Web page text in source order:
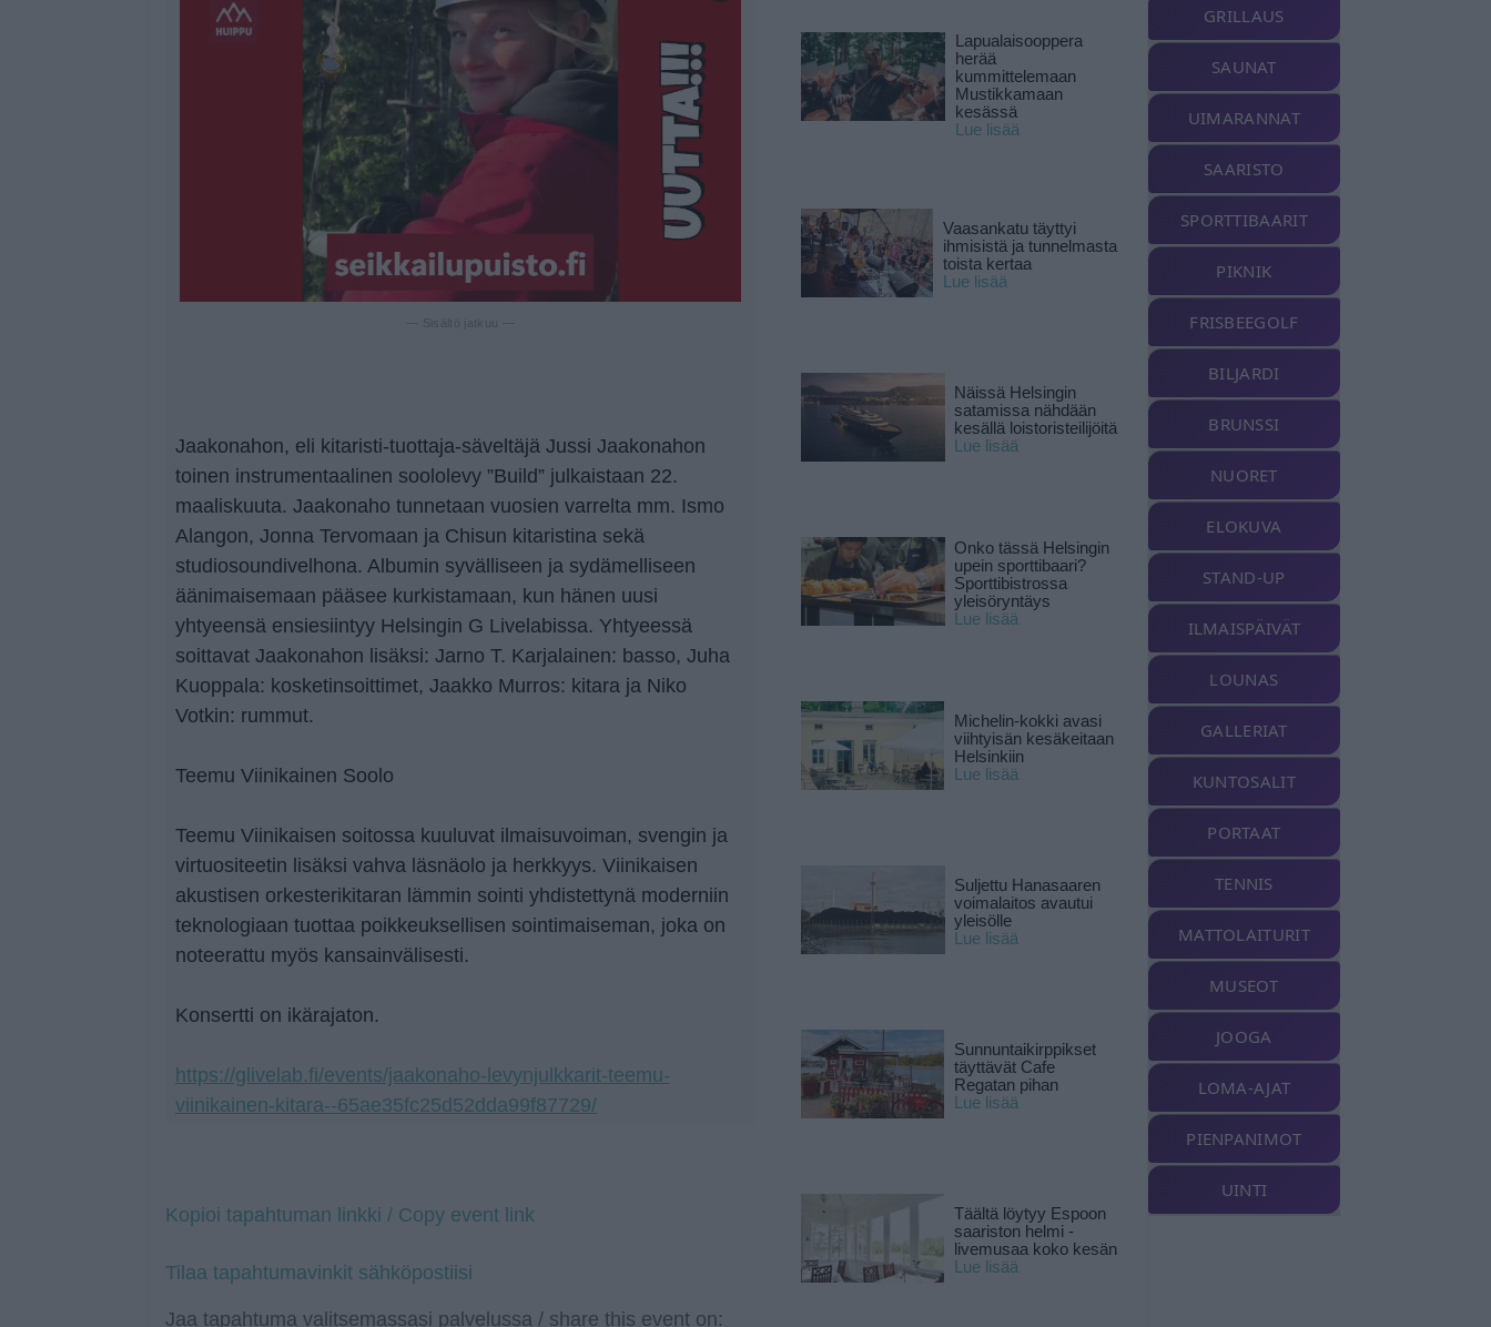
Jaakonahon, eli kitaristi-tuottaja-säveltäjä Jussi Jaakonahon
toinen instrumentaalinen soololevy ”Build” julkaistaan 22.
maaliskuuta. Jaakonaho tunnetaan vuosien varrelta mm. Ismo
Alangon, Jonna Tervomaan ja Chisun kitaristina sekä
studiosoundivelhona. Albumin syvälliseen ja sydämelliseen
äänimaisemaan pääsee kurkistamaan, kun hänen uusi
yhtyeensä ensiesiintyy Helsingin G Livelabissa. Yhtyeessä
soittavat Jaakonahon lisäksi: Jarno T. Karjalainen: basso, Juha
Kuoppala: kosketinsoittimet, Jaakko Murros: kitara ja Niko
Votkin: rummut.
Teemu Viinikainen Soolo
Teemu Viinikaisen soitossa kuuluvat ilmaisuvoiman, svengin ja
virtuositeetin lisäksi vahva läsnäolo ja herkkyys. Viinikaisen
akustisen orkesterikitaran lämmin sointi yhdistettynä moderniin
teknologiaan tuottaa poikkeuksellisen sointimaiseman, joka on
noteerattu myös kansainvälisesti.
Konsertti on ikärajaton.
https://glivelab.fi/events/jaakonaho-levynjulkkarit-teemu-
viinikainen-kitara--65ae35fc25d52dda99f87729/
Kopioi tapahtuman linkki / Copy event link
Tilaa tapahtumavinkit sähköpostiisi
Jaa tapahtuma valitsemassasi palvelussa / share this event on:
Lapualaisooppera
herää
kummittelemaan
Mustikkamaan
kesässä
Lue lisää
Vaasankatu täyttyi
ihmisistä ja tunnelmasta
toista kertaa
Lue lisää
Näissä Helsingin
satamissa nähdään
kesällä loistoristeilijöitä
Lue lisää
Onko tässä Helsingin
upein sporttibaari?
Sporttibistrossa
yleisöryntäys
Lue lisää
Michelin-kokki avasi
viihtyisän kesäkeitaan
Helsinkiin
Lue lisää
Suljettu Hanasaaren
voimalaitos avautui
yleisölle
Lue lisää
Sunnuntaikirppikset
täyttävät Cafe
Regatan pihan
Lue lisää
Täältä löytyy Espoon
saariston helmi -
livemusaa koko kesän
Lue lisää
GRILLAUS
SAUNAT
UIMARANNAT
SAARISTO
SPORTTIBAARIT
PIKNIK
FRISBEEGOLF
BILJARDI
BRUNSSI
NUORET
ELOKUVA
STAND-UP
ILMAISPÄIVÄT
LOUNAS
GALLERIAT
KUNTOSALIT
PORTAAT
TENNIS
MATTOLAITURIT
MUSEOT
JOOGA
LOMA-AJAT
PIENPANIMOT
UINTI